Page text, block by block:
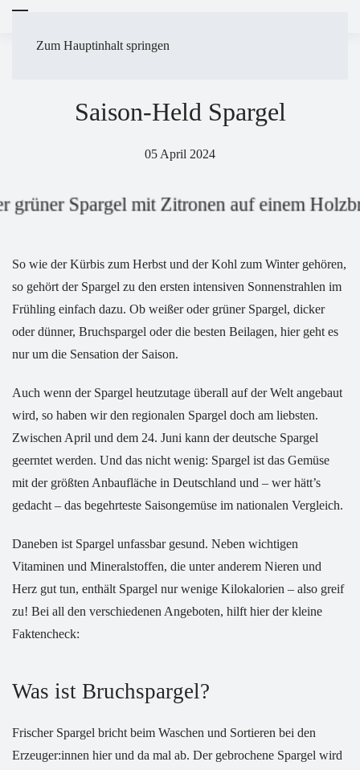
Zum Hauptinhalt springen
Saison-Held Spargel
05 April 2024
So wie der Kürbis zum Herbst und der Kohl zum Winter gehören,
so gehört der Spargel zu den ersten intensiven Sonnenstrahlen im
Frühling einfach dazu. Ob weißer oder grüner Spargel, dicker
oder dünner, Bruchspargel oder die besten Beilagen, hier geht es
nur um die Sensation der Saison.
Auch wenn der Spargel heutzutage überall auf der Welt angebaut
wird, so haben wir den regionalen Spargel doch am liebsten.
Zwischen April und dem 24. Juni kann der deutsche Spargel
geerntet werden. Und das nicht wenig: Spargel ist das Gemüse
mit der größten Anbaufläche in Deutschland und – wer hätt’s
gedacht – das begehrteste Saisongemüse im nationalen Vergleich.
Daneben ist Spargel unfassbar gesund. Neben wichtigen
Vitaminen und Mineralstoffen, die unter anderem Nieren und
Herz gut tun, enthält Spargel nur wenige Kilokalorien – also greif
zu! Bei all den verschiedenen Angeboten, hilft hier der kleine
Faktencheck:
Was ist Bruchspargel?
Frischer Spargel bricht beim Waschen und Sortieren bei den
Erzeuger:innen hier und da mal ab. Der gebrochene Spargel wird